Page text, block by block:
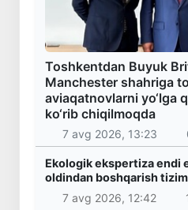
Toshkentdan Buyuk
Manchester shahriga
aviaqatnovlarni yo‘lga
ko‘rib chiqilmoqda
7 avg 2026, 13:23
Ekologik ekspertiza endi
oldindan boshqarish
7 avg 2026, 12:42